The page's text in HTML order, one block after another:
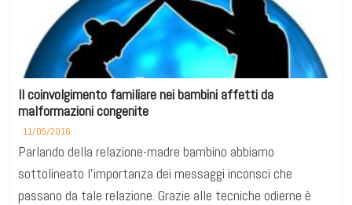
Il coinvolgimento familiare nei bambini affetti da
malformazioni congenite
11/05/2016
Parlando della relazione-madre bambino abbiamo
sottolineato l’importanza dei messaggi inconsci che
passano da tale relazione. Grazie alle tecniche odierne è